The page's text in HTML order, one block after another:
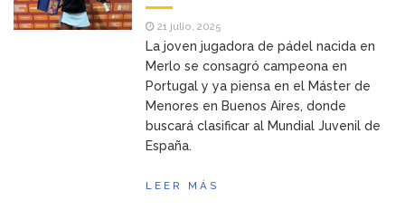
21 julio, 2025
La joven jugadora de pádel nacida en
Merlo se consagró campeona en
Portugal y ya piensa en el Máster de
Menores en Buenos Aires, donde
buscará clasificar al Mundial Juvenil de
España.
LEER MÁS